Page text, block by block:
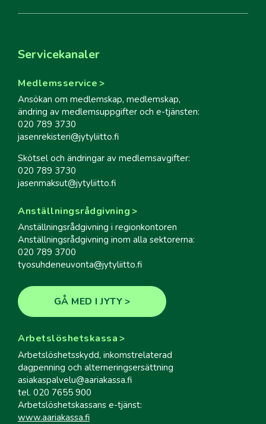
Servicekanaler
Medlemsservice
Ansökan om medlemskap, medlemskap,
ändring av medlemsuppgifter och e-tjänsten:
020 789 3730
jasenrekisteri@jytyliitto.fi
Skötsel och ändringar av medlemsavgifter:
020 789 3730
jasenmaksut@jytyliitto.fi
Anställningsrådgivning
Anställningsrådgivning i regionkontoren
Anställningsrådgivning inom alla sektorerna:
020 789 3700
tyosuhdeneuvonta@jytyliitto.fi
GÅ MED I JYTY
Arbetslöshetskassa
Arbetslöshetsskydd, inkomstrelaterad
dagpenning och alterneringsersättning
asiakaspalvelu@aariakassa.fi
tel. 020 7655 900
Arbetslöshetskassans e-tjänst:
www.aariakassa.fi